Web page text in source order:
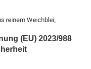
reinem Weichblei,
(EU) 2023/988